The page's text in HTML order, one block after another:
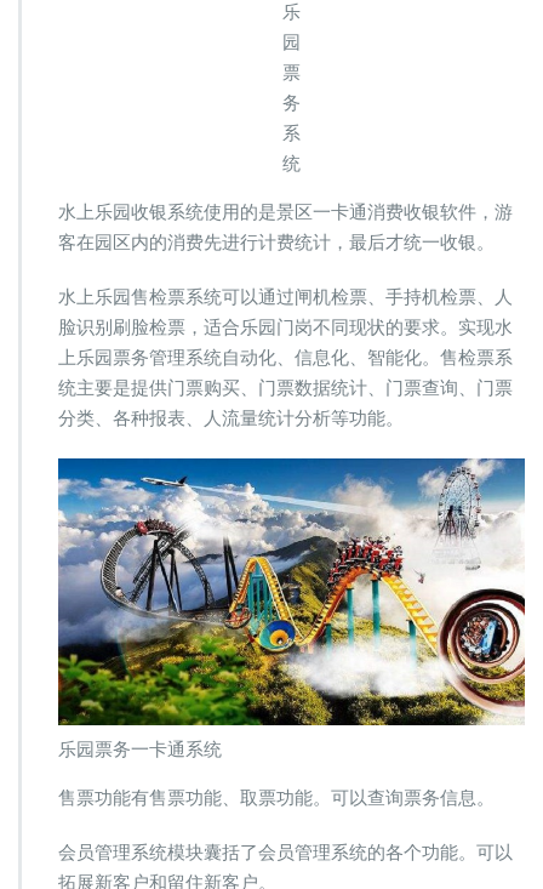
乐
园
票
务
系
统
水上乐园收银系统使用的是景区一卡通消费收银软件，游
客在园区内的消费先进行计费统计，最后才统一收银。
水上乐园售检票系统可以通过闸机检票、手持机检票、人
脸识别刷脸检票，适合乐园门岗不同现状的要求。实现水
上乐园票务管理系统自动化、信息化、智能化。售检票系
统主要是提供门票购买、门票数据统计、门票查询、门票
分类、各种报表、人流量统计分析等功能。
乐园票务一卡通系统
售票功能有售票功能、取票功能。可以查询票务信息。
会员管理系统模块囊括了会员管理系统的各个功能。可以
拓展新客户和留住新客户。